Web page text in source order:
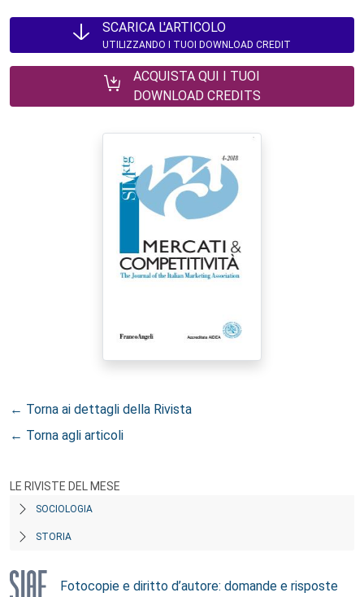
SCARICA L'ARTICOLO
UTILIZZANDO I TUOI DOWNLOAD CREDIT
ACQUISTA QUI I TUOI
DOWNLOAD CREDITS
← Torna ai dettagli della Rivista
← Torna agli articoli
LE RIVISTE DEL MESE
SOCIOLOGIA
STORIA
Fotocopie e diritto d’autore: domande e risposte